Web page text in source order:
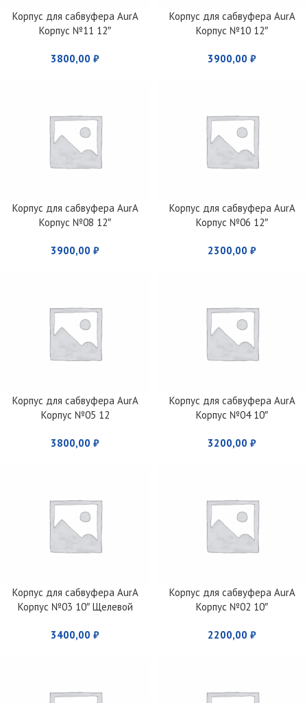
Корпус для сабвуфера AurA
Корпус №11 12″
3800,00 ₽
Корпус для сабвуфера AurA
Корпус №10 12″
3900,00 ₽
Корпус для сабвуфера AurA
Корпус №08 12″
3900,00 ₽
Корпус для сабвуфера AurA
Корпус №06 12″
2300,00 ₽
Корпус для сабвуфера AurA
Корпус №05 12
3800,00 ₽
Корпус для сабвуфера AurA
Корпус №04 10″
3200,00 ₽
Корпус для сабвуфера AurA
Корпус №03 10″ Щелевой
3400,00 ₽
Корпус для сабвуфера AurA
Корпус №02 10″
2200,00 ₽